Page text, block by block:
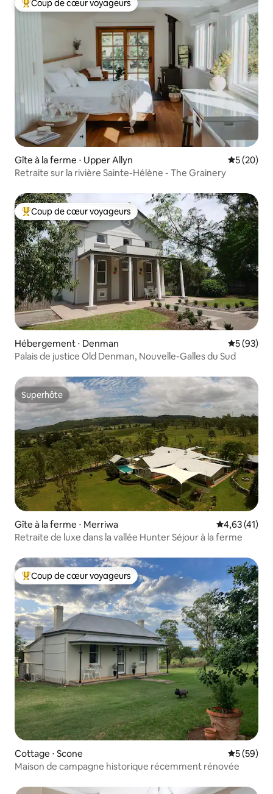
Coups de cœur voyageurs les plus appréciés
Coup de cœur voyageurs
Gîte à la ferme ⋅ Upper Allyn
5 (20)
Retraite sur la rivière Sainte-Hélène - The Grainery
Coups de cœur voyageurs les plus appréciés
Coup de cœur voyageurs
Hébergement ⋅ Denman
5 (93)
Palais de justice Old Denman, Nouvelle-Galles du Sud
Superhôte
Superhôte
Gîte à la ferme ⋅ Merriwa Évaluation
4,63 (41)
Retraite de luxe dans la vallée Hunter Séjour à la ferme
Coups de cœur voyageurs les plus appréciés
Coup de cœur voyageurs
Cottage ⋅ Scone
5 (59)
Maison de campagne historique récemment rénovée